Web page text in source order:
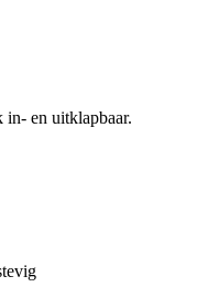
in- en uitklapbaar.